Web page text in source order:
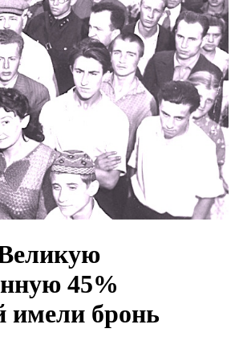
45%
имели бронь